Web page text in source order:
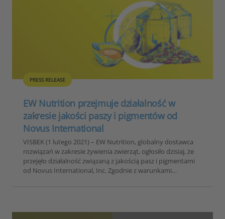
PRESS RELEASE
EW Nutrition przejmuje działalność w
zakresie jakości paszy i pigmentów od
Novus International
VISBEK (1 lutego 2021) – EW Nutrition, globalny dostawca
rozwiązań w zakresie żywienia zwierząt, ogłosiło dzisiaj, że
przejęło działalność związaną z jakością pasz i pigmentami
od Novus International, Inc. Zgodnie z warunkami…